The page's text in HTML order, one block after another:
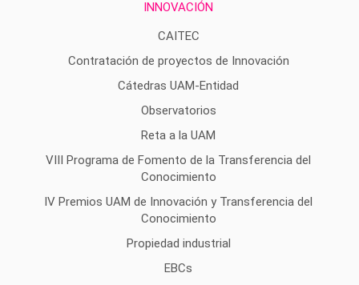
INNOVACIÓN
CAITEC
Contratación de proyectos de Innovación
Cátedras UAM-Entidad
Observatorios
Reta a la UAM
VIII Programa de Fomento de la Transferencia del
Conocimiento
IV Premios UAM de Innovación y Transferencia del
Conocimiento
Propiedad industrial
EBCs